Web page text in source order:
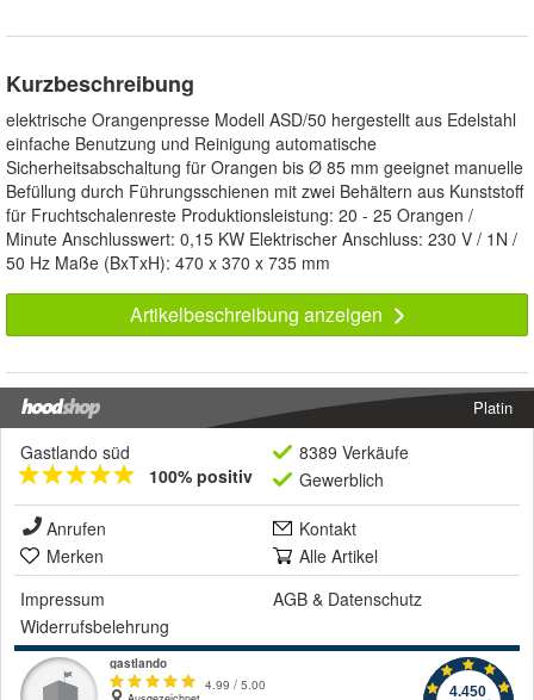
Kurzbeschreibung
elektrische Orangenpresse Modell ASD/50 hergestellt aus Edelstahl
einfache Benutzung und Reinigung automatische
Sicherheitsabschaltung für Orangen bis Ø 85 mm geeignet manuelle
Befüllung durch Führungsschienen mit zwei Behältern aus Kunststoff
für Fruchtschalenreste Produktionsleistung: 20 - 25 Orangen /
Minute Anschlusswert: 0,15 KW Elektrischer Anschluss: 230 V / 1N /
50 Hz Maße (BxTxH): 470 x 370 x 735 mm
Artikelbeschreibung anzeigen
Platin
Gastlando süd
100% positiv
8389 Verkäufe
Gewerblich
Anrufen
Kontakt
Merken
Alle Artikel
Impressum
AGB & Datenschutz
Widerrufsbelehrung